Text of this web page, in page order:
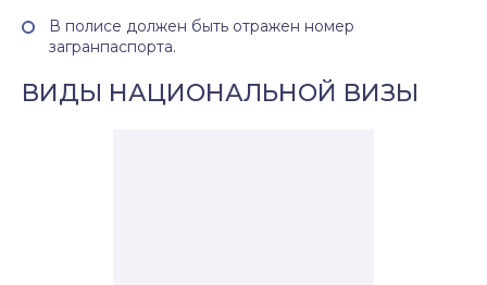
В полисе должен быть отражен номер
загранпаспорта.
ВИДЫ НАЦИОНАЛЬНОЙ ВИЗЫ